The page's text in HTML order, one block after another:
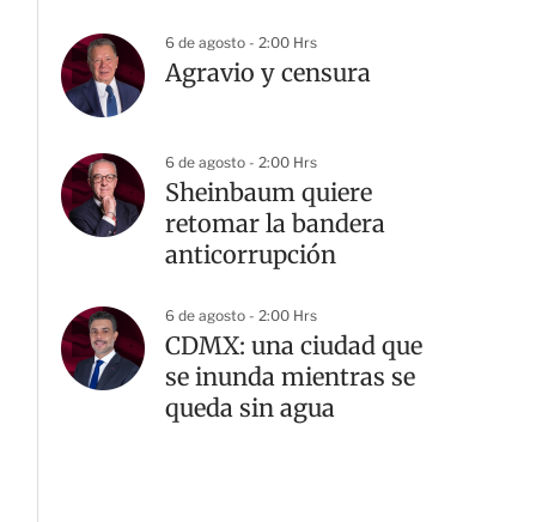
6 de agosto - 2:00 Hrs
Agravio y censura
6 de agosto - 2:00 Hrs
Sheinbaum quiere
retomar la bandera
anticorrupción
6 de agosto - 2:00 Hrs
CDMX: una ciudad que
se inunda mientras se
queda sin agua